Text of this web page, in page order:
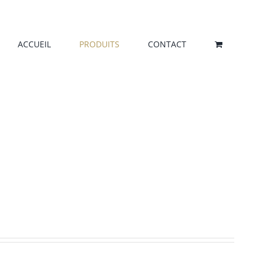
ACCUEIL PRODUITS CONTACT